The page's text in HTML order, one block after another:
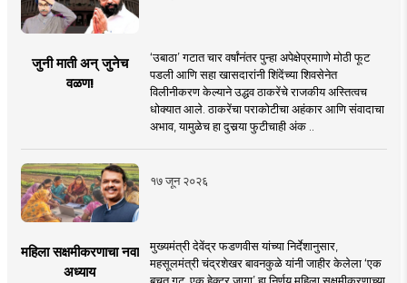
जुनी माती अन् जुनेच
वळण!
‘उबाठा’ गटात चार वर्षांनंतर पुन्हा अपेक्षेप्रमााणे मोठी फूट
पडली आणि सहा खासदारांनी शिंदेंच्या शिवसेनेत
विलीनीकरण केल्याने उद्धव ठाकरेंचे राजकीय अस्तित्वच
धोक्यात आले. ठाकरेंचा पराकोटीचा अहंकार आणि संवादाचा
अभाव, यामुळेच हा दुसर्‍या फुटीचाही अंक ..
१७ जून २०२६
महिला सक्षमीकरणाचा नवा
अध्याय
मुख्यमंत्री देवेंद्र फडणवीस यांच्या निर्देशानुसार,
महसूलमंत्री चंद्रशेखर बावनकुळे यांनी जाहीर केलेला ‘एक